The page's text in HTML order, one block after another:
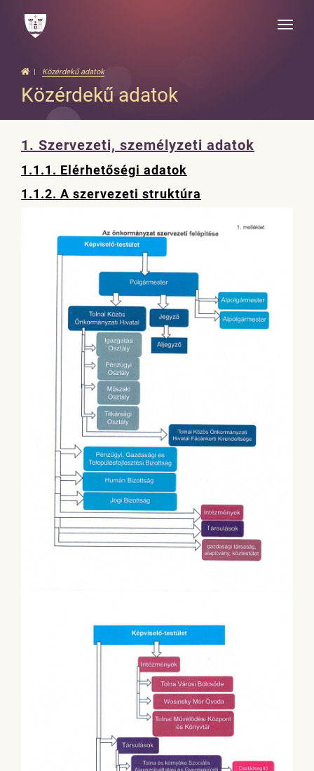
Toggle
Közérdekű adatok
Közérdekű adatok
1. Szervezeti, személyzeti adatok
1.1.1. Elérhetőségi adatok
1.1.2. A szervezeti struktúra